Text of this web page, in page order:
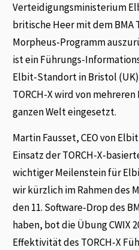
Verteidigungsministerium
britische Heer mit dem BMA
Morpheus-Programm
ist ein Führungs-
Elbit-Standort in Bristol
TORCH-X wird von
ganzen Welt eingesetzt.
Martin Fausset, CEO von
Einsatz der TORCH-X-
wichtiger Meilenstein für
wir kürzlich im Rahmen des
den 11. Software-Drop des
haben, bot die Übung CWIX
Effektivität des TORCH-X